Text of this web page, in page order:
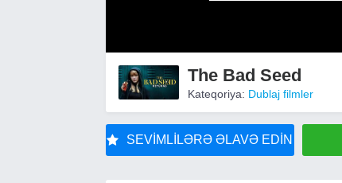
The Bad Seed
Kateqoriya: Dublaj filmler
SEVIMLILƏRƏ ƏLAVƏ EDIN